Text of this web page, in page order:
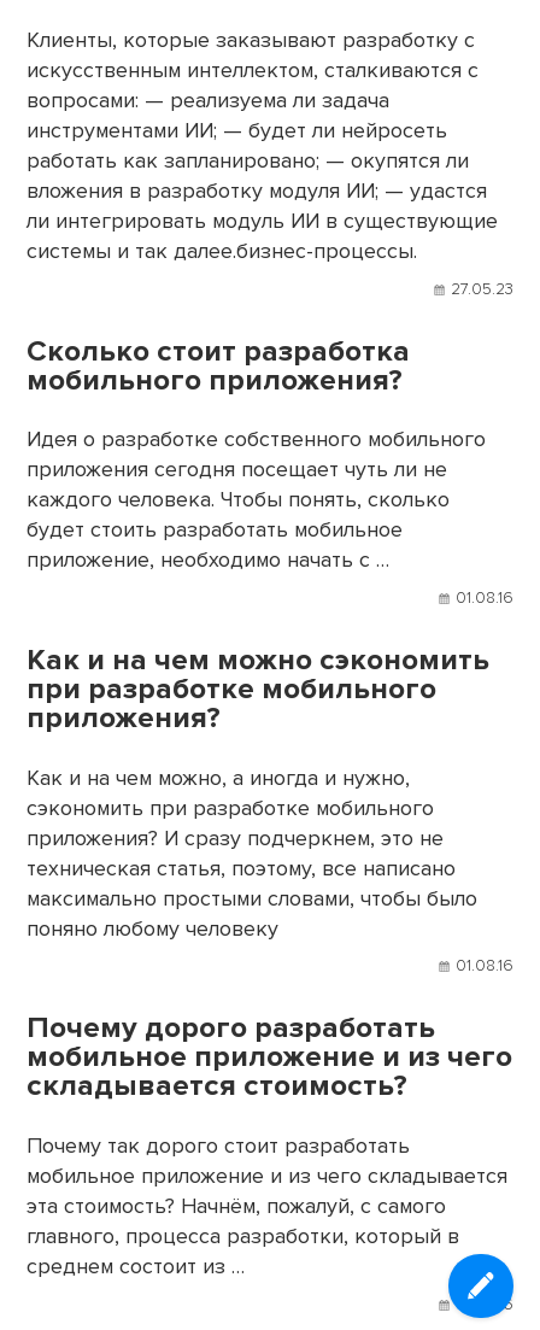
Клиенты, которые заказывают разработку с
искусственным интеллектом, сталкиваются с
вопросами: — реализуема ли задача
инструментами ИИ; — будет ли нейросеть
работать как запланировано; — окупятся ли
вложения в разработку модуля ИИ; — удастся
ли интегрировать модуль ИИ в существующие
системы и так далее.бизнес-процессы.
27.05.23
Сколько стоит разработка
мобильного приложения?
Идея о разработке собственного мобильного
приложения сегодня посещает чуть ли не
каждого человека. Чтобы понять, сколько
будет стоить разработать мобильное
приложение, необходимо начать с …
01.08.16
Как и на чем можно сэкономить
при разработке мобильного
приложения?
Как и на чем можно, а иногда и нужно,
сэкономить при разработке мобильного
приложения? И сразу подчеркнем, это не
техническая статья, поэтому, все написано
максимально простыми словами, чтобы было
поняно любому человеку
01.08.16
Почему дорого разработать
мобильное приложение и из чего
складывается стоимость?
Почему так дорого стоит разработать
мобильное приложение и из чего складывается
эта стоимость? Начнём, пожалуй, с самого
главного, процесса разработки, который в
среднем состоит из …
01.08.16